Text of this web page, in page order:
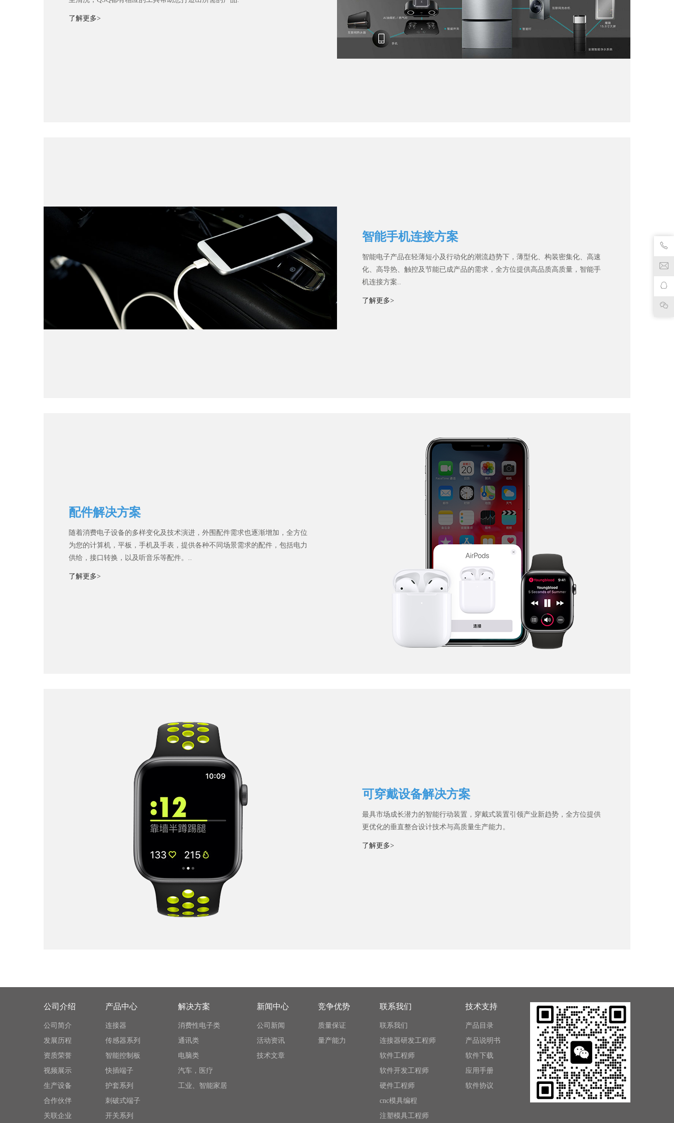
了解更多>
智能手机连接方案
智能电子产品在轻薄短小及行动化的潮流趋势下，薄型化、构装密集化、高速
化、高导热、触控及节能已成产品的需求，全方位提供高品质高质量，智能手
机连接方案..
了解更多>
配件解决方案
随着消费电子设备的多样变化及技术演进，外围配件需求也逐渐增加，全方位
为您的计算机，平板，手机及手表，提供各种不同场景需求的配件，包括电力
供给，接口转换，以及听音乐等配件。..
了解更多>
可穿戴设备解决方案
最具市场成长潜力的智能行动装置，穿戴式装置引领产业新趋势，全方位提供
更优化的垂直整合设计技术与高质量生产能力。
了解更多>
公司介绍
公司简介
发展历程
资质荣誉
视频展示
生产设备
合作伙伴
关联企业
产品中心
连接器
传感器系列
智能控制板
快插端子
护套系列
刺破式端子
开关系列
解决方案
消费性电子类
通讯类
电脑类
汽车，医疗
工业、智能家居
新闻中心
公司新闻
活动资讯
技术文章
竞争优势
质量保证
量产能力
联系我们
联系我们
连接器研发工程师
软件工程师
软件开发工程师
硬件工程师
cnc模具编程
注塑模具工程师
技术支持
产品目录
产品说明书
软件下载
应用手册
软件协议